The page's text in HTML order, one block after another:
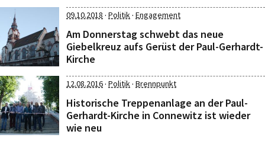
09.10.2018 · Politik· Engagement
Am Donnerstag schwebt das neue
Giebelkreuz aufs Gerüst der Paul-Gerhardt-
Kirche
12.08.2016· Politik· Brennpunkt
Historische Treppenanlage an der Paul-
Gerhardt-Kirche in Connewitz ist wieder
wie neu